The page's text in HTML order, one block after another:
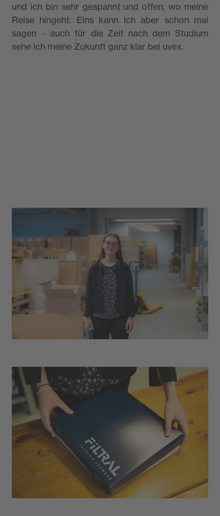
und ich bin sehr gespannt und offen, wo meine
Reise hingeht. Eins kann ich aber schon mal
sagen – auch für die Zeit nach dem Studium
sehe ich meine Zukunft ganz klar bei uvex.